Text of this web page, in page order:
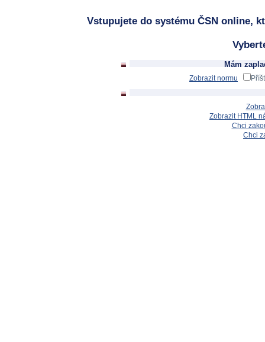
Vstupujete do systému ČSN online,
Mám
Zobrazit normu
Zobrazit HTML
Chci
Chci